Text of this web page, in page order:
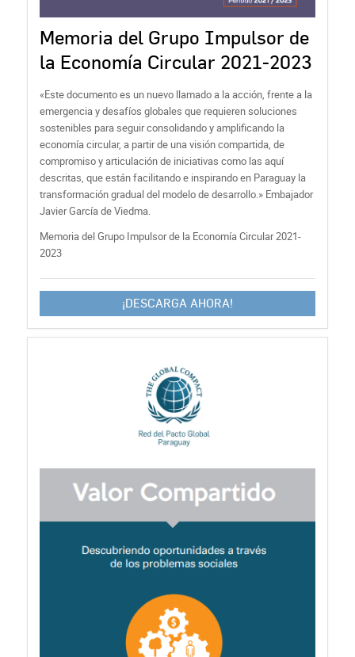
Memoria del Grupo Impulsor de
la Economía Circular 2021-2023
«Este documento es un nuevo llamado a la acción, frente a la
emergencia y desafíos globales que requieren soluciones
sostenibles para seguir consolidando y amplificando la
economía circular, a partir de una visión compartida, de
compromiso y articulación de iniciativas como las aquí
descritas, que están facilitando e inspirando en Paraguay la
transformación gradual del modelo de desarrollo.» Embajador
Javier García de Viedma.
Memoria del Grupo Impulsor de la Economía Circular 2021-
2023
¡DESCARGA AHORA!